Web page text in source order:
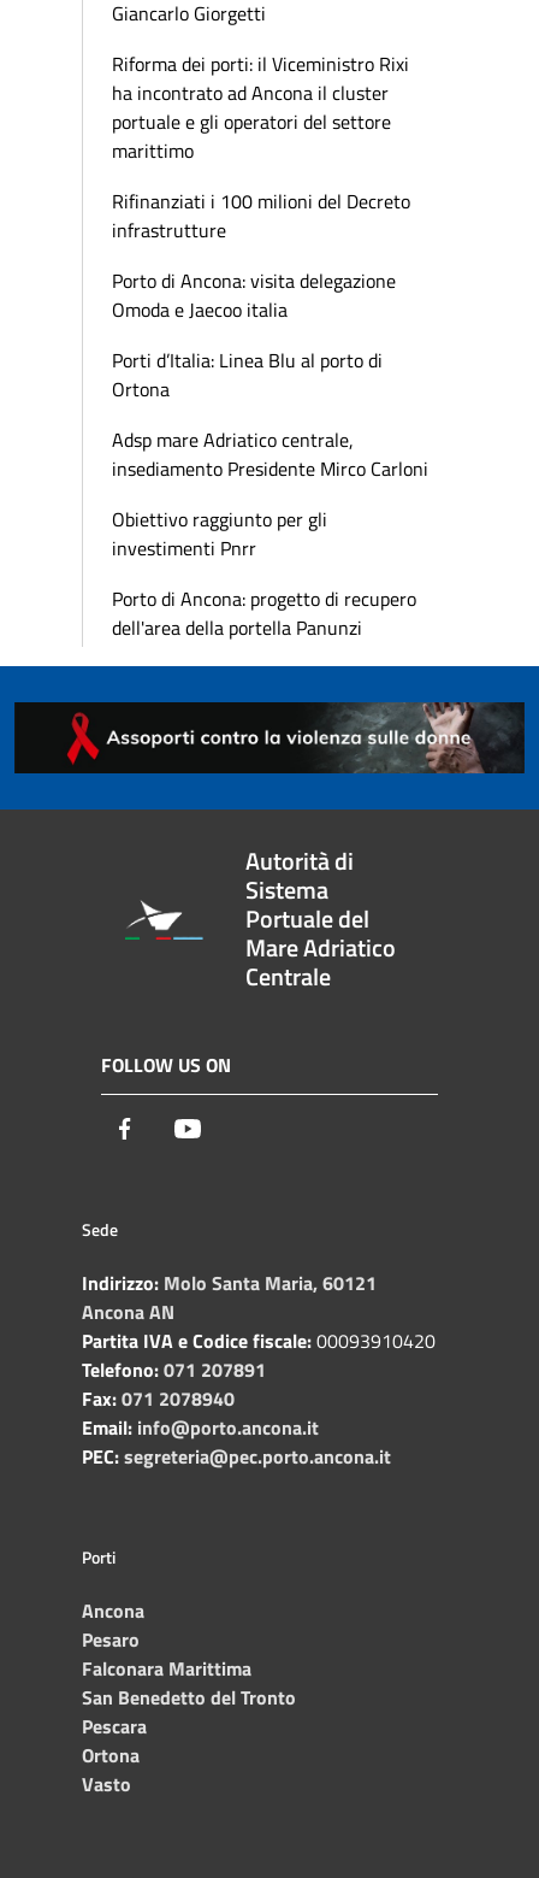
Giancarlo Giorgetti
Riforma dei porti: il Viceministro Rixi
ha incontrato ad Ancona il cluster
portuale e gli operatori del settore
marittimo
Rifinanziati i 100 milioni del Decreto
infrastrutture
Porto di Ancona: visita delegazione
Omoda e Jaecoo italia
Porti d’Italia: Linea Blu al porto di
Ortona
Adsp mare Adriatico centrale,
insediamento Presidente Mirco Carloni
Obiettivo raggiunto per gli
investimenti Pnrr
Porto di Ancona: progetto di recupero
dell'area della portella Panunzi
Autorità di
Sistema
Portuale del
Mare Adriatico
Centrale
FOLLOW US ON
Facebook
Sede
Indirizzo: Molo Santa Maria, 60121
Ancona AN
Partita IVA e Codice fiscale:00093910420
Telefono:071 207891
Fax:071 2078940
Email: info@porto.ancona.it
PEC:segreteria@pec.porto.ancona.it
Porti
Ancona
Pesaro
Falconara Marittima
San Benedetto del Tronto
Pescara
Ortona
Vasto